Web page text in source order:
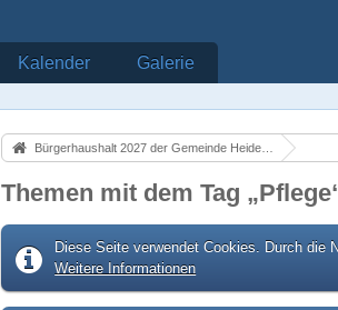
Kalender Galerie
Bürgerhaushalt 2027 der Gemeinde Heidenrod
Themen mit dem Tag
Diese Seite verwendet Cookies. Durch die
Weitere Informationen